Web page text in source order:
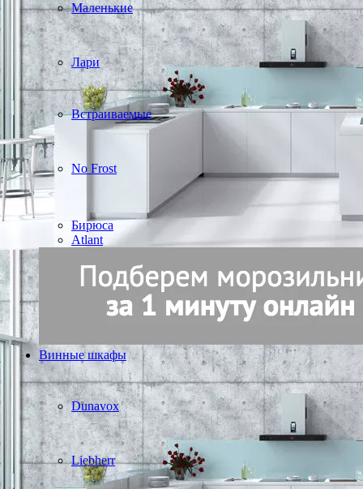
Маленькие
Лари
Встраиваемые
No Frost
Бирюса
Atlant
Винные шкафы
Dunavox
Liebherr